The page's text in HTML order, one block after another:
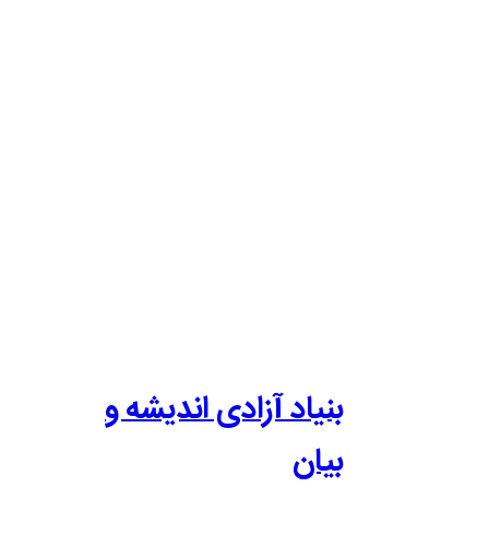
بنیاد آزادی اندیشه و
بیان